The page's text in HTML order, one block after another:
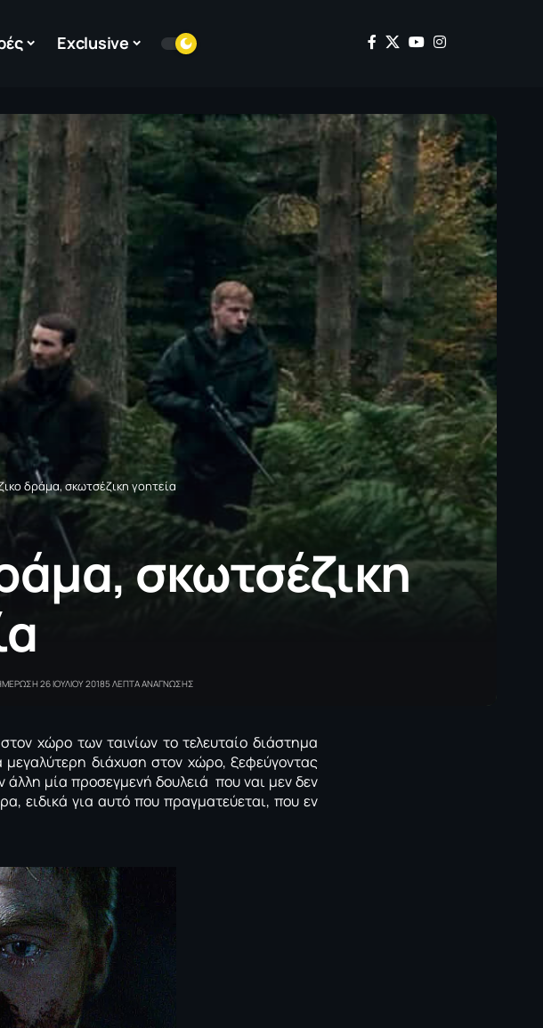
Exclusive
δράμα, σκωτσέζικη γοητεία
σκωτσέζικη
26 ΙΟΥΛΙΟΥ 20185 ΛΕΠΤΑ ΑΝΑΓΝΩΣΗΣ
χώρο των ταινίων το τελευταίο διάστημα
διάχυση στον χώρο, ξεφεύγοντας
άλλη μία προσεγμενή δουλειά που ναι μεν δεν
ειδικά για αυτό που πραγματεύεται, που εν